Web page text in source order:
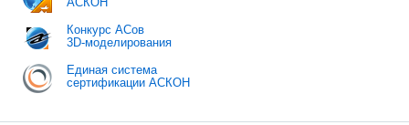
АСКОН
Конкурс АСов
3D-моделирования
Единая система
сертификации АСКОН